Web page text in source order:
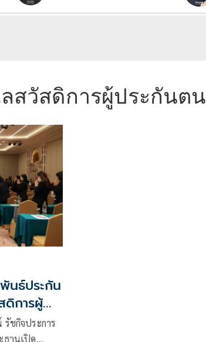
สวัสดิการผู้ประกันตน
นธ์ประกัน
ดิการผู้
ชกิจประการ
ธานเปิด